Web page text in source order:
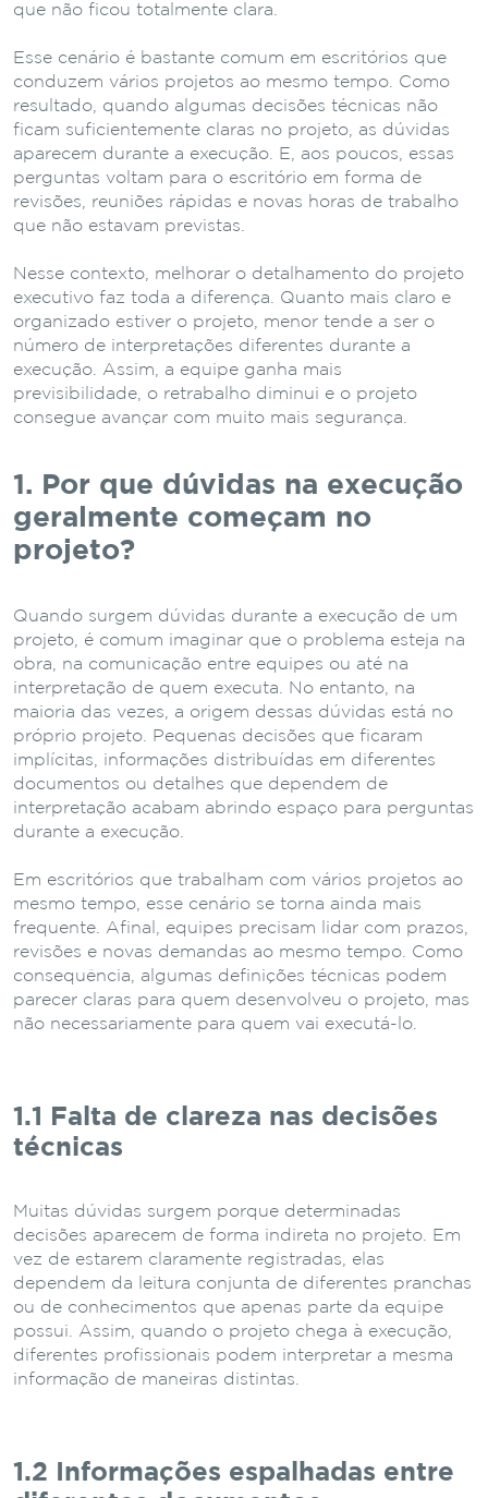
que não ficou totalmente clara.
Esse cenário é bastante comum em escritórios que
conduzem vários projetos ao mesmo tempo. Como
resultado, quando algumas decisões técnicas não
ficam suficientemente claras no projeto, as dúvidas
aparecem durante a execução. E, aos poucos, essas
perguntas voltam para o escritório em forma de
revisões, reuniões rápidas e novas horas de trabalho
que não estavam previstas.
Nesse contexto, melhorar o detalhamento do projeto
executivo faz toda a diferença. Quanto mais claro e
organizado estiver o projeto, menor tende a ser o
número de interpretações diferentes durante a
execução. Assim, a equipe ganha mais
previsibilidade, o retrabalho diminui e o projeto
consegue avançar com muito mais segurança.
1. Por que dúvidas na execução
geralmente começam no
projeto?
Quando surgem dúvidas durante a execução de um
projeto, é comum imaginar que o problema esteja na
obra, na comunicação entre equipes ou até na
interpretação de quem executa. No entanto, na
maioria das vezes, a origem dessas dúvidas está no
próprio projeto. Pequenas decisões que ficaram
implícitas, informações distribuídas em diferentes
documentos ou detalhes que dependem de
interpretação acabam abrindo espaço para perguntas
durante a execução.
Em escritórios que trabalham com vários projetos ao
mesmo tempo, esse cenário se torna ainda mais
frequente. Afinal, equipes precisam lidar com prazos,
revisões e novas demandas ao mesmo tempo. Como
consequência, algumas definições técnicas podem
parecer claras para quem desenvolveu o projeto, mas
não necessariamente para quem vai executá-lo.
1.1 Falta de clareza nas decisões
técnicas
Muitas dúvidas surgem porque determinadas
decisões aparecem de forma indireta no projeto. Em
vez de estarem claramente registradas, elas
dependem da leitura conjunta de diferentes pranchas
ou de conhecimentos que apenas parte da equipe
possui. Assim, quando o projeto chega à execução,
diferentes profissionais podem interpretar a mesma
informação de maneiras distintas.
1.2 Informações espalhadas entre